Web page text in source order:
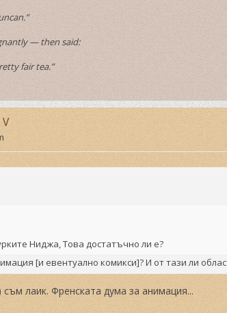
— then said:
fair tea.”
Ниджа, Това достатъчно ли е?
[и евентуално комикси]? И от тази ли
лаик. Френската дума за анимация...